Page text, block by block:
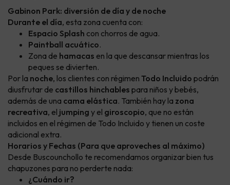
Gabinon Park: diversión de día y de noche
Durante el día, esta zona cuenta con:
Espacio Splash con chorros de agua.
Paintball acuático.
Zona de hamacas en la que descansar mientras los
peques se divierten.
Por la noche, los clientes con régimen Todo Incluido podrán
diusfrutar de castillos hinchables para niños y bebés,
además de una cama elástica. También hay la zona
recreativa, el jumping y el giroscopio, que no están
incluidos en el régimen de Todo Incluido y tienen un coste
adicional extra.
Horarios y Fechas (Para que aproveches al máximo)
Desde Buscounchollo te recomendamos organizar bien tus
chapuzones para no perderte nada:
¿Cuándo ir?